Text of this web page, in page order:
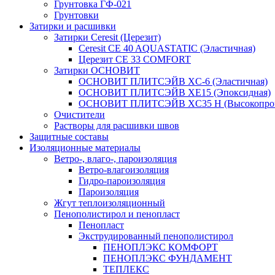
Грунтовка ГФ-021
Грунтовки
Затирки и расшивки
Затирки Ceresit (Церезит)
Ceresit CE 40 AQUASTATIC (Эластичная)
Церезит CE 33 COMFORT
Затирки ОСНОВИТ
ОСНОВИТ ПЛИТСЭЙВ XC-6 (Эластичная)
ОСНОВИТ ПЛИТСЭЙВ XЕ15 (Эпоксидная)
ОСНОВИТ ПЛИТСЭЙВ XС35 Н
Очистители
Растворы для расшивки швов
Защитные составы
Изоляционные материалы
Ветро-, влаго-, пароизоляция
Ветро-влагоизоляция
Гидро-пароизоляция
Пароизоляция
Жгут теплоизоляционный
Пенополистирол и пенопласт
Пенопласт
Экструдированный пенополистирол
ПЕНОПЛЭКС КОМФОРТ
ПЕНОПЛЭКС ФУНДАМЕНТ
ТЕПЛЕКС